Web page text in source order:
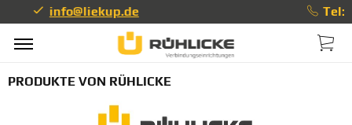
Tel: 0511-67489–0
PRODUKTE VON RÜHLICKE